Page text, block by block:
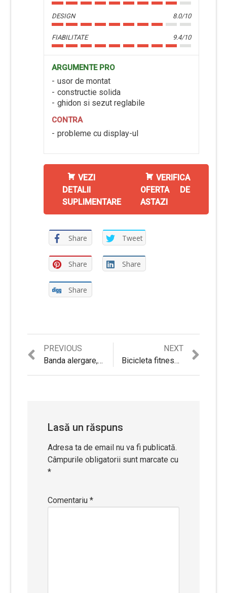
DESIGN 8.0/10
FIABILITATE 9.4/10
ARGUMENTE PRO
usor de montat
constructie solida
ghidon si sezut reglabile
CONTRA
probleme cu display-ul
VEZI
DETALII
SUPLIMENTARE
VERIFICA
OFERTA DE
ASTAZI
Share Tweet
Share Share
Share
Navigare
PREVIOUS
Previous
post:
Banda alergare, Kondition, HM-2800
NEXT
post:
Bicicleta fitness magnetica, Kondition, BMG-3800
Lasă un răspuns
Adresa ta de email nu va fi publicată.
Câmpurile obligatorii sunt marcate cu
*
Comentariu*